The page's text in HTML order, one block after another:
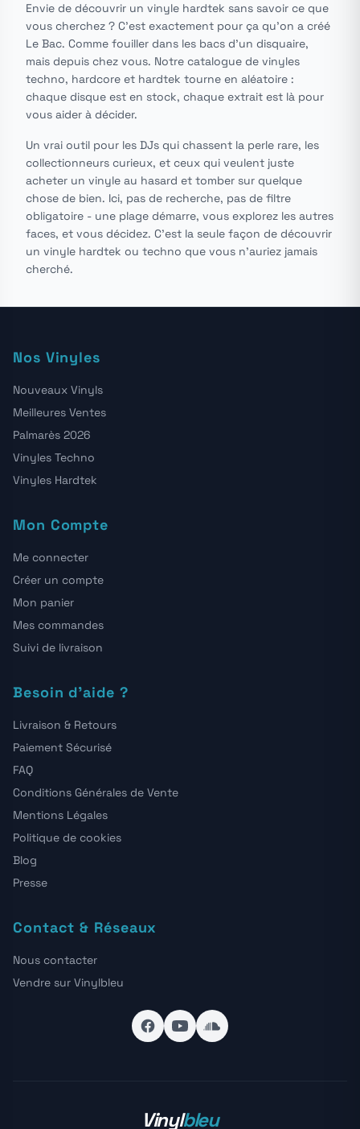
Envie de découvrir un vinyle hardtek sans savoir ce que
vous cherchez ? C'est exactement pour ça qu'on a créé
Le Bac. Comme fouiller dans les bacs d'un disquaire,
mais depuis chez vous. Notre catalogue de vinyles
techno, hardcore et hardtek tourne en aléatoire :
chaque disque est en stock, chaque extrait est là pour
vous aider à décider.
Un vrai outil pour les DJs qui chassent la perle rare, les
collectionneurs curieux, et ceux qui veulent juste
acheter un vinyle au hasard et tomber sur quelque
chose de bien. Ici, pas de recherche, pas de filtre
obligatoire - une plage démarre, vous explorez les autres
faces, et vous décidez. C'est la seule façon de découvrir
un vinyle hardtek ou techno que vous n'auriez jamais
cherché.
Nos Vinyles
Nouveaux Vinyls
Meilleures Ventes
Palmarès 2026
Vinyles Techno
Vinyles Hardtek
Mon Compte
Me connecter
Créer un compte
Mon panier
Mes commandes
Suivi de livraison
Besoin d'aide ?
Livraison & Retours
Paiement Sécurisé
FAQ
Conditions Générales de Vente
Mentions Légales
Politique de cookies
Blog
Presse
Contact & Réseaux
Nous contacter
Vendre sur Vinylbleu
Vinylbleu